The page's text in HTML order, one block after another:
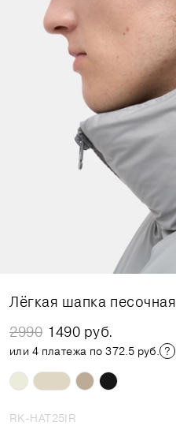
Лёгкая шапка песочная
2990 1490 руб.
или 4 платежа по 372.5 руб.
RK-HAT25IR